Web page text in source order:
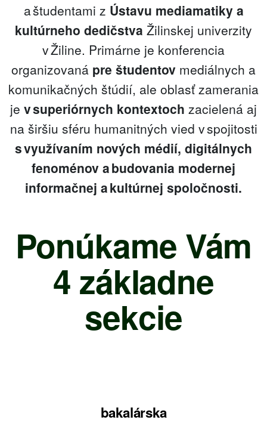
a študentami z Ústavu mediamatiky a
kultúrneho dedičstva Žilinskej univerzity
v Žiline. Primárne je konferencia
organizovaná pre študentov mediálnych a
komunikačných štúdií, ale oblasť zamerania
je v superiórnych kontextoch zacielená aj
na širšiu sféru humanitných vied v spojitosti
s využívaním nových médií, digitálnych
fenoménov a budovania modernej
informačnej a kultúrnej spoločnosti.
Ponúkame Vám
4 základne
sekcie
bakalárska